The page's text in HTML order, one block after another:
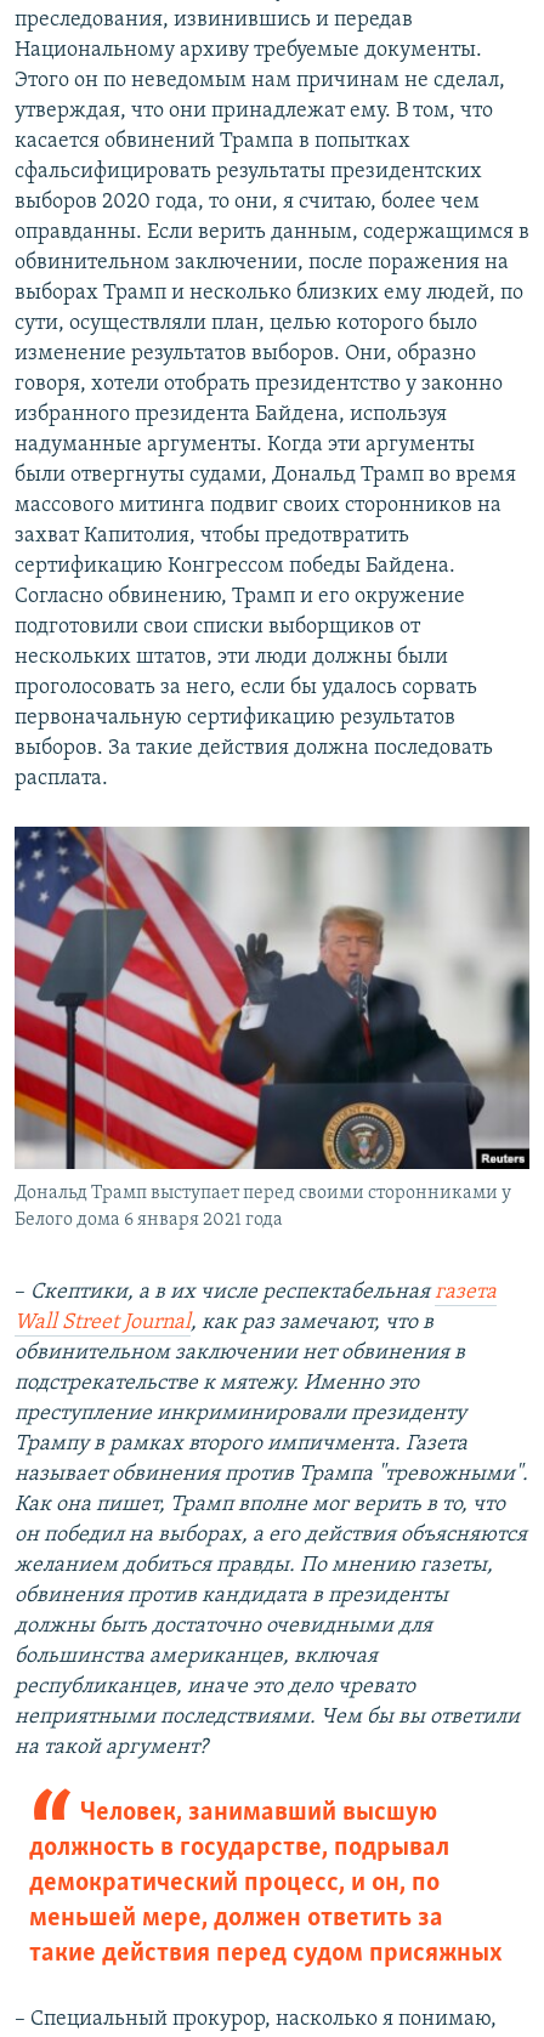
преследования, извинившись и передав
Национальному архиву требуемые документы.
Этого он по неведомым нам причинам не сделал,
утверждая, что они принадлежат ему. В том, что
касается обвинений Трампа в попытках
сфальсифицировать результаты президентских
выборов 2020 года, то они, я считаю, более чем
оправданны. Если верить данным, содержащимся в
обвинительном заключении, после поражения на
выборах Трамп и несколько близких ему людей, по
сути, осуществляли план, целью которого было
изменение результатов выборов. Они, образно
говоря, хотели отобрать президентство у законно
избранного президента Байдена, используя
надуманные аргументы. Когда эти аргументы
были отвергнуты судами, Дональд Трамп во время
массового митинга подвиг своих сторонников на
захват Капитолия, чтобы предотвратить
сертификацию Конгрессом победы Байдена.
Согласно обвинению, Трамп и его окружение
подготовили свои списки выборщиков от
нескольких штатов, эти люди должны были
проголосовать за него, если бы удалось сорвать
первоначальную сертификацию результатов
выборов. За такие действия должна последовать
расплата.
Дональд Трамп выступает перед своими сторонниками у
Белого дома 6 января 2021 года
– Скептики, а в их числе респектабельнаягазета
Wall Street Journal, как раз замечают, что в
обвинительном заключении нет обвинения в
подстрекательстве к мятежу. Именно это
преступление инкриминировали президенту
Трампу в рамках второго импичмента. Газета
называет обвинения против Трампа "тревожными".
Как она пишет, Трамп вполне мог верить в то, что
он победил на выборах, а его действия объясняются
желанием добиться правды. По мнению газеты,
обвинения против кандидата в президенты
должны быть достаточно очевидными для
большинства американцев, включая
республиканцев, иначе это дело чревато
неприятными последствиями. Чем бы вы ответили
на такой аргумент?
Человек, занимавший высшую
должность в государстве, подрывал
демократический процесс, и он, по
меньшей мере, должен ответить за
такие действия перед судом присяжных
– Специальный прокурор, насколько я понимаю,